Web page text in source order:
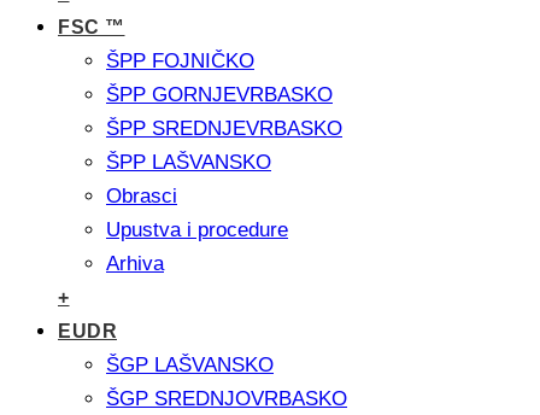
FSC ™
ŠPP FOJNIČKO
ŠPP GORNJEVRBASKO
ŠPP SREDNJEVRBASKO
ŠPP LAŠVANSKO
Obrasci
Upustva i procedure
Arhiva
+
EUDR
ŠGP LAŠVANSKO
ŠGP SREDNJOVRBASKO